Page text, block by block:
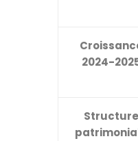
2024-
Structure